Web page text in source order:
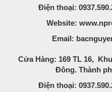
Điện thoại:
Website:
Email:
Cửa Hàng: 169 TL 16,
Đông. Thành
Điện thoại: